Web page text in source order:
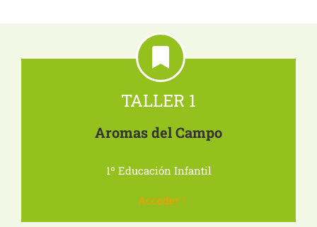
TALLER 1
Aromas del Campo
1º Educación Infantil
Acceder